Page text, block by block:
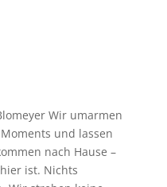
Wir umarmen
und lassen
nach Hause –
ist. Nichts